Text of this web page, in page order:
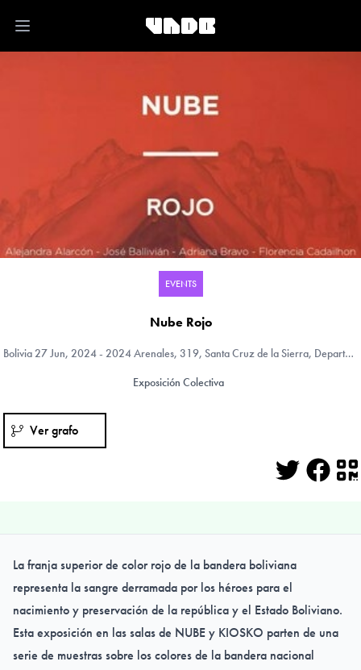
Open main menu
EVENTS
Nube Rojo
Bolivia27 Jun, 2024 - 2024 Arenales, 319, Santa Cruz de la Sierra, Departmento Santa Cruz, Bolivia
Exposición Colectiva
Ver grafo
La franja superior de color rojo de la bandera boliviana
representa la sangre derramada por los héroes para el
nacimiento y preservación de la república y el Estado Boliviano.
Esta exposición en las salas de NUBE y KIOSKO parten de una
serie de muestras sobre los colores de la bandera nacional